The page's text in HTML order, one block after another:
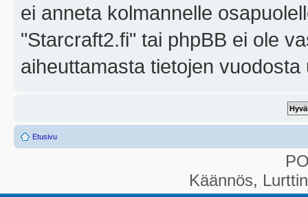
ei anneta kolmannelle
"Starcraft2.fi" tai phpBB ei ole
aiheuttamasta tietojen
Etusivu
Käännös,